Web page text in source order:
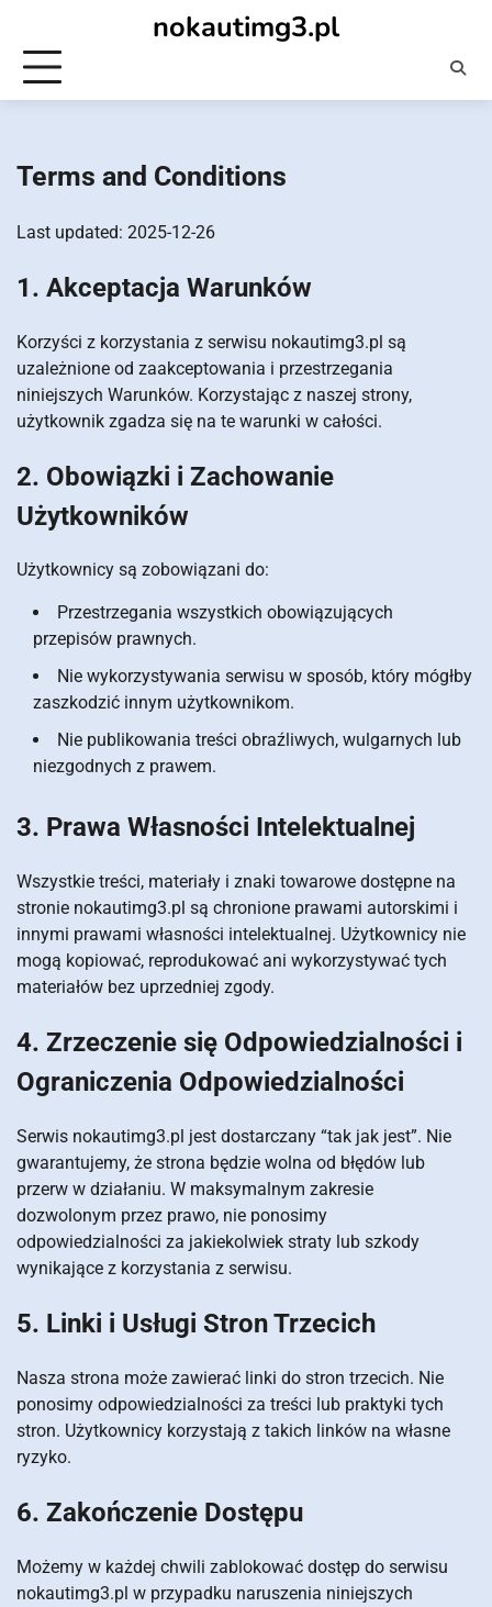
content
nokautimg3.pl
Terms and Conditions
Last updated: 2025-12-26
1. Akceptacja Warunków
Korzyści z korzystania z serwisu nokautimg3.pl są
uzależnione od zaakceptowania i przestrzegania
niniejszych Warunków. Korzystając z naszej strony,
użytkownik zgadza się na te warunki w całości.
2. Obowiązki i Zachowanie
Użytkowników
Użytkownicy są zobowiązani do:
Przestrzegania wszystkich obowiązujących
przepisów prawnych.
Nie wykorzystywania serwisu w sposób, który mógłby
zaszkodzić innym użytkownikom.
Nie publikowania treści obraźliwych, wulgarnych lub
niezgodnych z prawem.
3. Prawa Własności Intelektualnej
Wszystkie treści, materiały i znaki towarowe dostępne na
stronie nokautimg3.pl są chronione prawami autorskimi i
innymi prawami własności intelektualnej. Użytkownicy nie
mogą kopiować, reprodukować ani wykorzystywać tych
materiałów bez uprzedniej zgody.
4. Zrzeczenie się Odpowiedzialności i
Ograniczenia Odpowiedzialności
Serwis nokautimg3.pl jest dostarczany “tak jak jest”. Nie
gwarantujemy, że strona będzie wolna od błędów lub
przerw w działaniu. W maksymalnym zakresie
dozwolonym przez prawo, nie ponosimy
odpowiedzialności za jakiekolwiek straty lub szkody
wynikające z korzystania z serwisu.
5. Linki i Usługi Stron Trzecich
Nasza strona może zawierać linki do stron trzecich. Nie
ponosimy odpowiedzialności za treści lub praktyki tych
stron. Użytkownicy korzystają z takich linków na własne
ryzyko.
6. Zakończenie Dostępu
Możemy w każdej chwili zablokować dostęp do serwisu
nokautimg3.pl w przypadku naruszenia niniejszych